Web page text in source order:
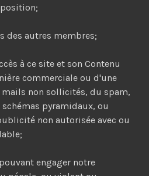
des autres membres;
à ce site et son Contenu
commerciale ou d'une
mails non sollicités, du spam,
pyramidaux, ou
non autorisée avec ou
engager notre